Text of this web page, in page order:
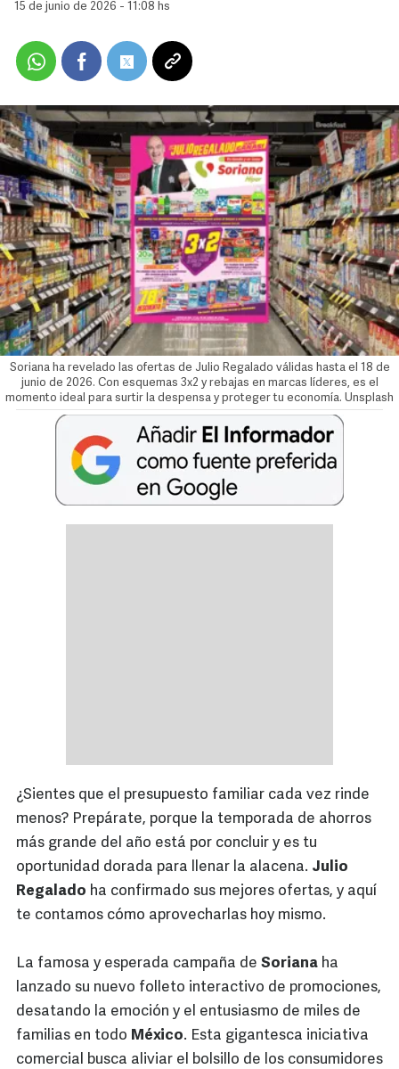
15 de junio de 2026 - 11:08 hs
Soriana ha revelado las ofertas de Julio Regalado válidas hasta el 18 de
junio de 2026. Con esquemas 3x2 y rebajas en marcas líderes, es el
momento ideal para surtir la despensa y proteger tu economía. Unsplash
¿Sientes que el presupuesto familiar cada vez rinde
menos? Prepárate, porque la temporada de ahorros
más grande del año está por concluir y es tu
oportunidad dorada para llenar la alacena. Julio
Regalado ha confirmado sus mejores ofertas, y aquí
te contamos cómo aprovecharlas hoy mismo.
La famosa y esperada campaña de Soriana ha
lanzado su nuevo folleto interactivo de promociones,
desatando la emoción y el entusiasmo de miles de
familias en todo México. Esta gigantesca iniciativa
comercial busca aliviar el bolsillo de los consumidores